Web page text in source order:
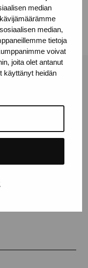
median
median,
tietoja
voivat
joita olet antanut
käyttänyt heidän